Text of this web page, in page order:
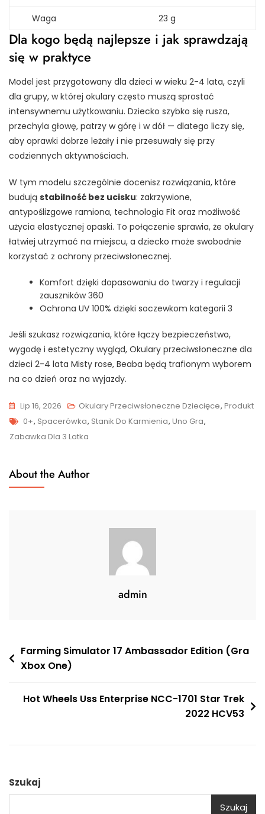
Waga
23 g
Dla kogo będą najlepsze i jak sprawdzają
się w praktyce
Model jest przygotowany dla dzieci w wieku 2-4 lata, czyli
dla grupy, w której okulary często muszą sprostać
intensywnemu użytkowaniu. Dziecko szybko się rusza,
przechyla głowę, patrzy w górę i w dół — dlatego liczy się,
aby oprawki dobrze leżały i nie przesuwały się przy
codziennych aktywnościach.
W tym modelu szczególnie docenisz rozwiązania, które
budują stabilność bez ucisku: zakrzywione,
antypoślizgowe ramiona, technologia Fit oraz możliwość
użycia elastycznej opaski. To połączenie sprawia, że okulary
łatwiej utrzymać na miejscu, a dziecko może swobodnie
korzystać z ochrony przeciwsłonecznej.
Komfort dzięki dopasowaniu do twarzy i regulacji
zauszników 360
Ochrona UV 100% dzięki soczewkom kategorii 3
Jeśli szukasz rozwiązania, które łączy bezpieczeństwo,
wygodę i estetyczny wygląd, Okulary przeciwsłoneczne dla
dzieci 2-4 lata Misty rose, Beaba będą trafionym wyborem
na co dzień oraz na wyjazdy.
Lip 16, 2026 Okulary Przeciwsłoneczne Dziecięce, Produkt
Tags
0+, Spacerówka, Stanik Do Karmienia, Uno Gra,
Zabawka Dla 3 Latka
About the Author
admin
Nawigacja
wpisu
Farming Simulator 17 Ambassador Edition (Gra
Xbox One)
Hot Wheels Uss Enterprise NCC-1701 Star Trek
2022 HCV53
Szukaj
Szukaj